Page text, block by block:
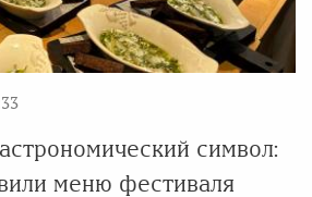
символ:
меню фестиваля